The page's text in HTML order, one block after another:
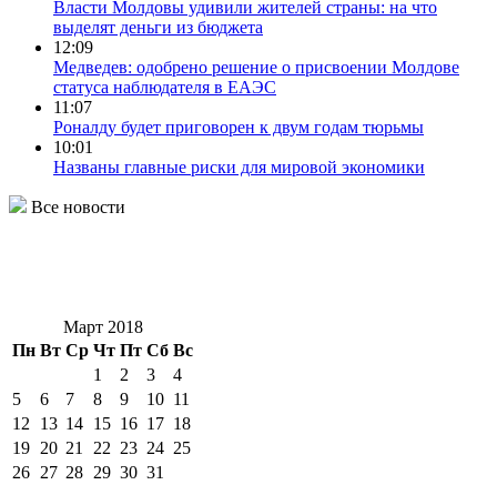
Власти Молдовы удивили жителей страны: на что
выделят деньги из бюджета
12:09
Медведев: одобрено решение о присвоении Молдове
статуса наблюдателя в ЕАЭС
11:07
Роналду будет приговорен к двум годам тюрьмы
10:01
Названы главные риски для мировой экономики
Все новости
Март 2018
Пн Вт Ср Чт Пт Сб Вс
1 2 3
4
5
6 7 8 9 10 11
12
13 14 15 16 17 18
19 20 21 22 23 24 25
26 27 28 29 30 31